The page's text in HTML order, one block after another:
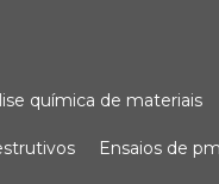
química de materiais
ensaios de